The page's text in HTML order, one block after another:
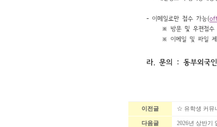
이전글 ☆ 유학생 커뮤
다음글 2026년 상반기